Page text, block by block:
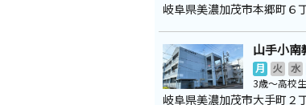
岐阜県美濃加茂市本郷町６
山手小南
月 火 水
3歳～高校生
岐阜県美濃加茂市大手町